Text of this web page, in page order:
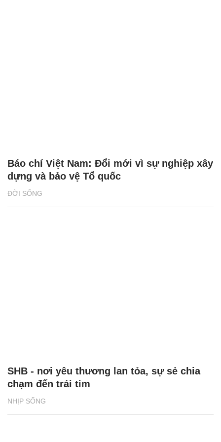
ĐỜI SỐNG
Báo chí Việt Nam: Đổi mới vì sự nghiệp xây
dựng và bảo vệ Tổ quốc
NHỊP SỐNG
SHB - nơi yêu thương lan tỏa, sự sẻ chia
chạm đến trái tim